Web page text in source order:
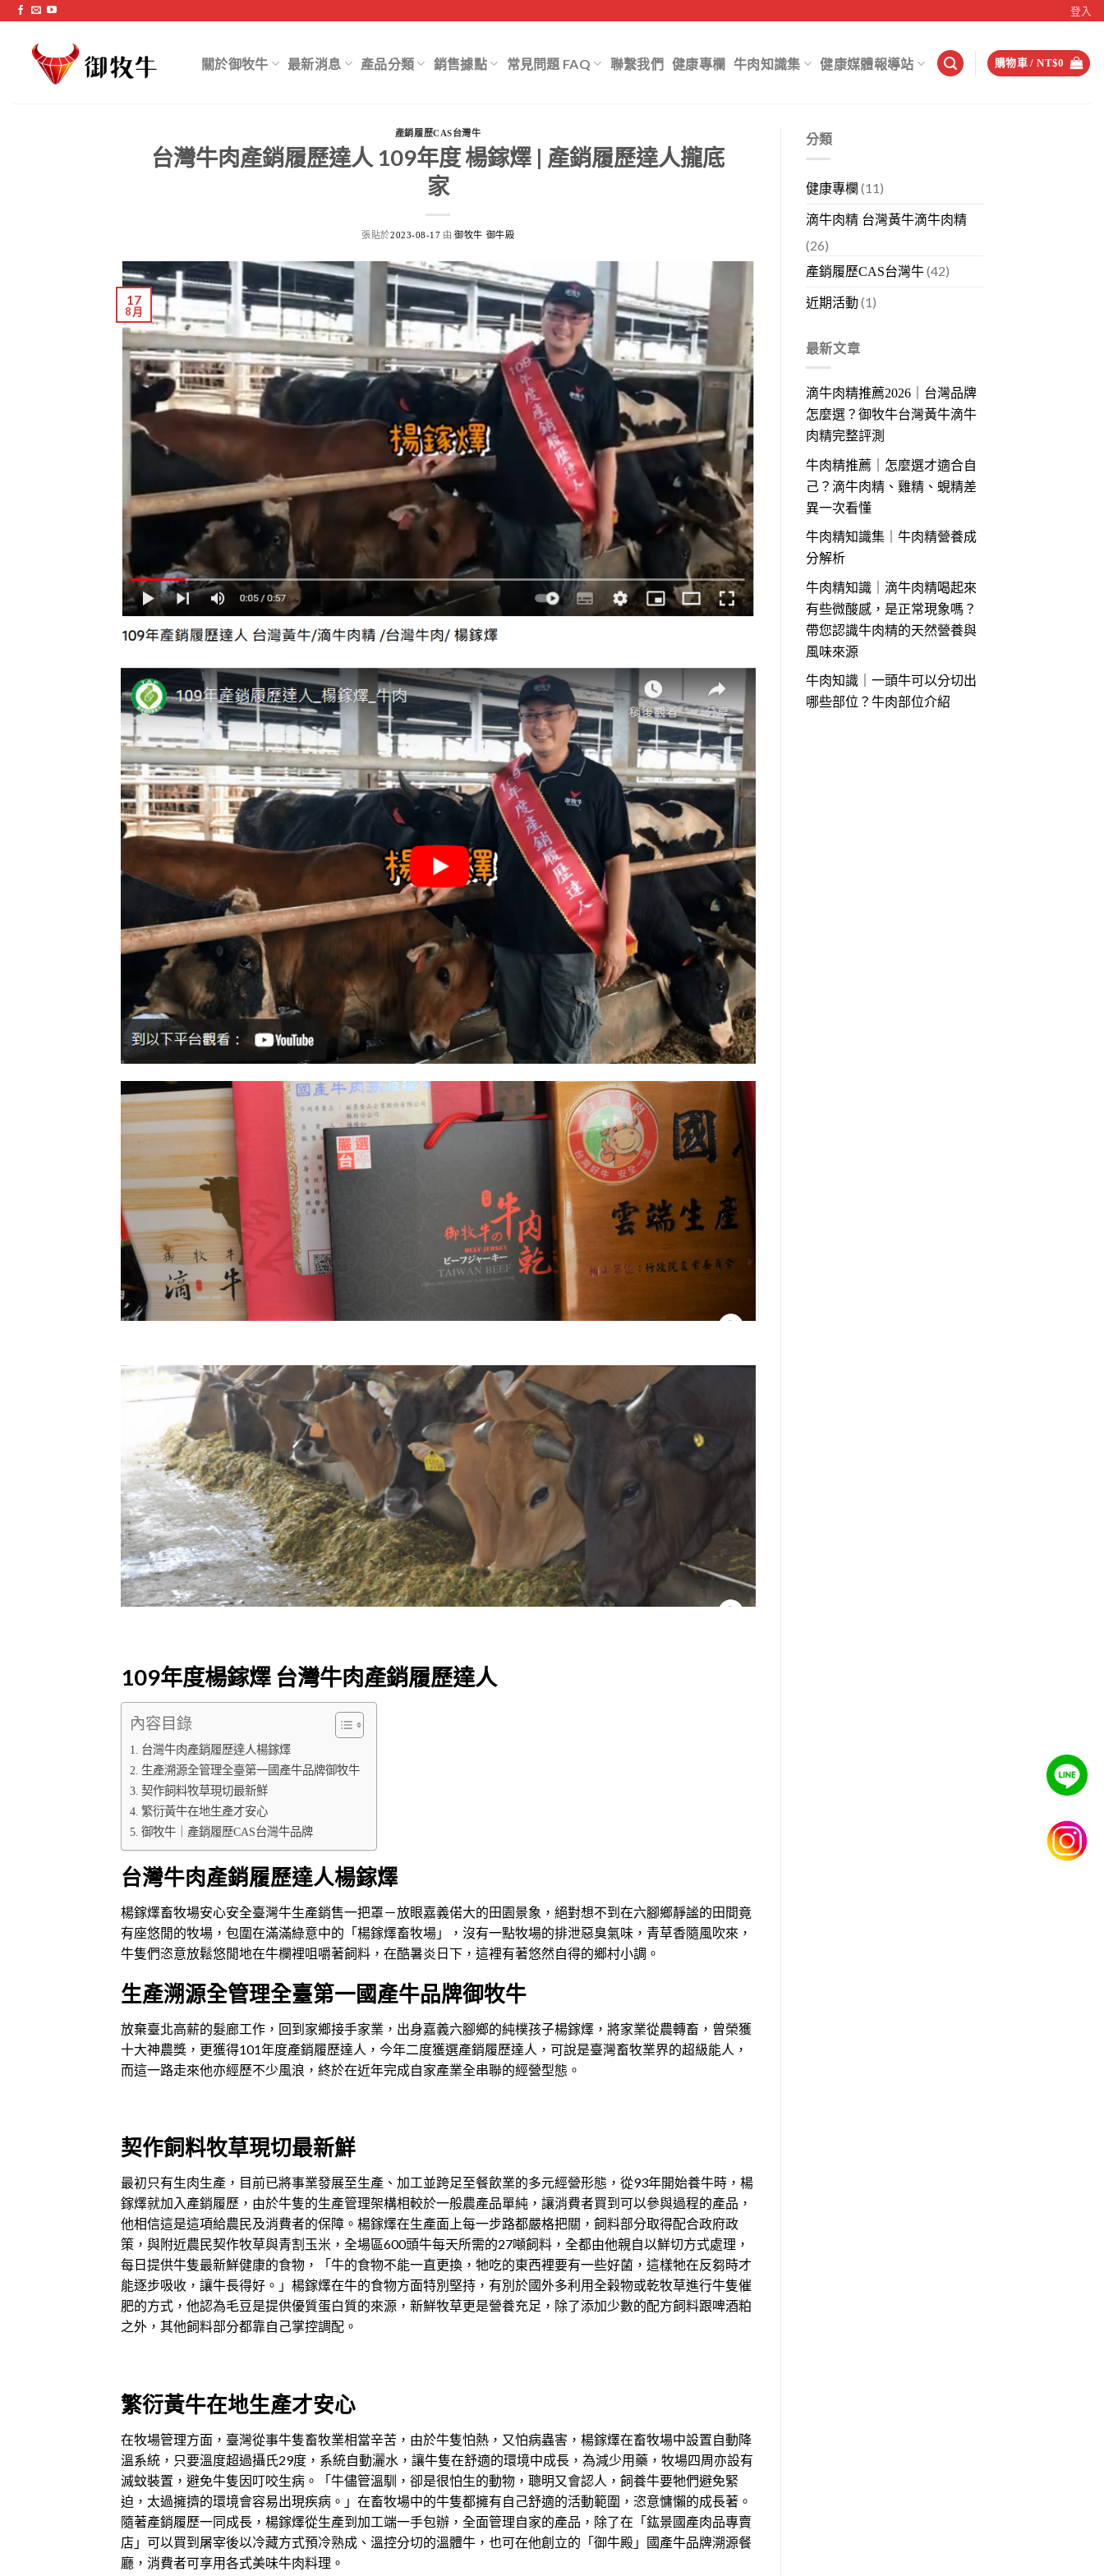
登入
關於御牧牛 最新消息 產品分類 銷售據點 常見問題 FAQ 聯繫我們 健康專欄 牛肉知識集 健康媒體報導站 購物車 /NT$0
產銷履歷CAS台灣牛
台灣牛肉產銷履歷達人 109年度 楊鎵燡 | 產銷履歷達人攏底
家
張貼於2023-08-17 由御牧牛 御牛殿
17
8 月
109年度楊鎵燡 台灣牛肉產銷履歷達人
內容目錄
台灣牛肉產銷履歷達人楊鎵燡
生產溯源全管理全臺第一國產牛品牌御牧牛
契作飼料牧草現切最新鮮
繁衍黃牛在地生產才安心
御牧牛｜產銷履歷CAS台灣牛品牌
台灣牛肉產銷履歷達人楊鎵燡
楊鎵燡畜牧場安心安全臺灣牛生產銷售一把罩－放眼嘉義偌大的田園景象，絕對想不到在六腳鄉靜謐的田間竟
有座悠閒的牧場，包圍在滿滿綠意中的「楊鎵燡畜牧場」，沒有一點牧場的排泄惡臭氣味，青草香隨風吹來，
牛隻們恣意放鬆悠閒地在牛欄裡咀嚼著飼料，在酷暑炎日下，這裡有著悠然自得的鄉村小調。
生產溯源全管理全臺第一國產牛品牌御牧牛
放棄臺北高薪的髮廊工作，回到家鄉接手家業，出身嘉義六腳鄉的純樸孩子楊鎵燡，將家業從農轉畜，曾榮獲
十大神農獎，更獲得101年度產銷履歷達人，今年二度獲選產銷履歷達人，可說是臺灣畜牧業界的超級能人，
而這一路走來他亦經歷不少風浪，終於在近年完成自家產業全串聯的經營型態。
契作飼料牧草現切最新鮮
最初只有生肉生產，目前已將事業發展至生產、加工並跨足至餐飲業的多元經營形態，從93年開始養牛時，楊
鎵燡就加入產銷履歷，由於牛隻的生產管理架構相較於一般農產品單純，讓消費者買到可以參與過程的產品，
他相信這是這項給農民及消費者的保障。楊鎵燡在生產面上每一步路都嚴格把關，飼料部分取得配合政府政
策，與附近農民契作牧草與青割玉米，全場區600頭牛每天所需的27噸飼料，全都由他親自以鮮切方式處理，
每日提供牛隻最新鮮健康的食物，「牛的食物不能一直更換，牠吃的東西裡要有一些好菌，這樣牠在反芻時才
能逐步吸收，讓牛長得好。」楊鎵燡在牛的食物方面特別堅持，有別於國外多利用全榖物或乾牧草進行牛隻催
肥的方式，他認為毛豆是提供優質蛋白質的來源，新鮮牧草更是營養充足，除了添加少數的配方飼料跟啤酒粕
之外，其他飼料部分都靠自己掌控調配。
繁衍黃牛在地生產才安心
在牧場管理方面，臺灣從事牛隻畜牧業相當辛苦，由於牛隻怕熱，又怕病蟲害，楊鎵燡在畜牧場中設置自動降
溫系統，只要溫度超過攝氏29度，系統自動灑水，讓牛隻在舒適的環境中成長，為減少用藥，牧場四周亦設有
滅蚊裝置，避免牛隻因叮咬生病。「牛儘管溫馴，卻是很怕生的動物，聰明又會認人，飼養牛要牠們避免緊
迫，太過擁擠的環境會容易出現疾病。」在畜牧場中的牛隻都擁有自己舒適的活動範圍，恣意慵懶的成長著。
隨著產銷履歷一同成長，楊鎵燡從生產到加工端一手包辦，全面管理自家的產品，除了在「鈜景國產肉品專賣
店」可以買到屠宰後以冷藏方式預冷熟成、溫控分切的溫體牛，也可在他創立的「御牛殿」國產牛品牌溯源餐
廳，消費者可享用各式美味牛肉料理。
分類
健康專欄 (11)
滴牛肉精 台灣黃牛滴牛肉精
(26)
產銷履歷CAS台灣牛(42)
近期活動 (1)
最新文章
滴牛肉精推薦2026｜台灣品牌
怎麼選？御牧牛台灣黃牛滴牛
肉精完整評測
牛肉精推薦｜怎麼選才適合自
己？滴牛肉精、雞精、蜆精差
異一次看懂
牛肉精知識集｜牛肉精營養成
分解析
牛肉精知識｜滴牛肉精喝起來
有些微酸感，是正常現象嗎？
帶您認識牛肉精的天然營養與
風味來源
牛肉知識｜一頭牛可以分切出
哪些部位？牛肉部位介紹